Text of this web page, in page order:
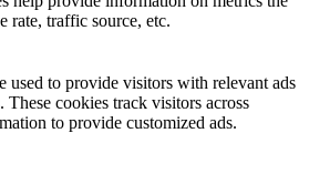
rate, traffic source, etc.
used to provide visitors with relevant ads
These cookies track visitors across
to provide customized ads.